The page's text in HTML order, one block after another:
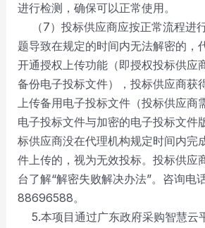
进行检测，确保可以正常使用。
（7）投标供应商应按正常流程进
题导致在规定的时间内无法解密的，
开通授权上传功能（即授权投标供应
备份电子投标文件），投标供应商获
上传备用电子投标文件（投标供应商
电子投标文件与加密的电子投标文件
标供应商没在代理机构规定时间内完
件上传的，视为无效投标。投标供应
台了解“解密失败解决办法”。咨询电
88696588。
5.本项目通过广东政府采购智慧云